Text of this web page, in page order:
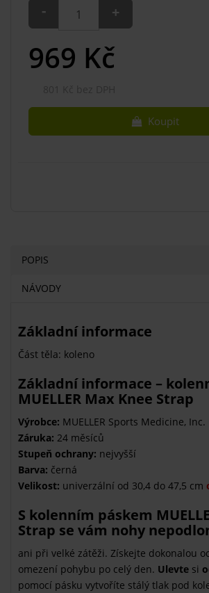
- +
969 Kč
Koupit
POPIS
NÁVODY
Základní informace
Část těla: koleno
Základní informace –
MUELLER Max Knee Strap
Výrobce: MUELLER Sports Medicine, Inc.
Záruka: 24 měsíců
Stupeň ochrany: nejvyšší
Barva: černá
Velikost: univerzální od 30,4 do 47,5 cm
S kolenním páskem
Strap se vám nohy
ani při velké zátěži. Získejte dokonalou
omezení pohybu po celý den. Ulevte si
pomocí pásku vytvoříte stálý tlak pod